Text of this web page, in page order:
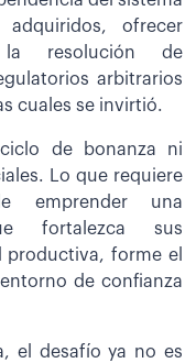
ofrecer
la resolución de
arbitrarios
cuales se invirtió.
de bonanza ni
Lo que requiere
emprender una
fortalezca sus
productiva, forme el
de confianza
el desafío ya no es